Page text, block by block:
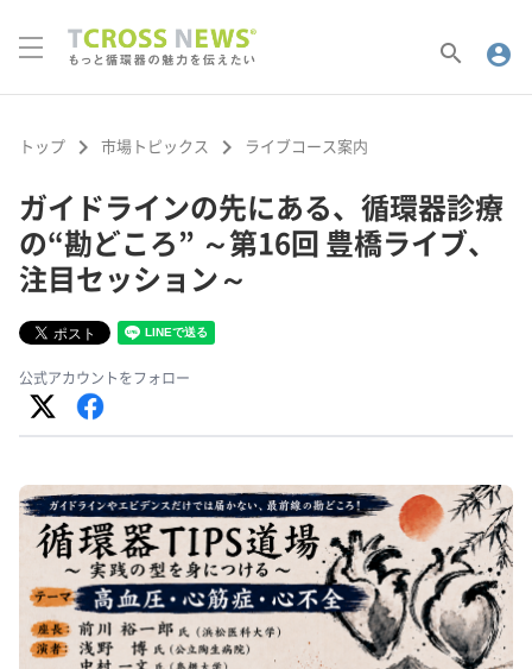
search account_circle
トップ keyboard_arrow_right 市場トピックス keyboard_arrow_right ライブコース案内
ガイドラインの先にある、循環器診療
の“勘どころ” ～第16回 豊橋ライブ、
注目セッション～
公式アカウントをフォロー